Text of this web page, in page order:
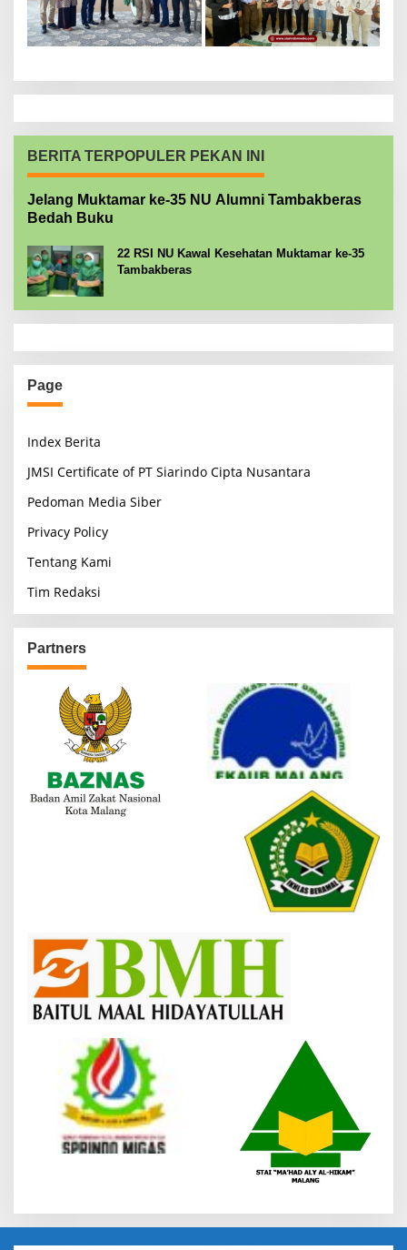
BERITA TERPOPULER PEKAN INI
Jelang Muktamar ke-35 NU Alumni Tambakberas
Bedah Buku
22 RSI NU Kawal Kesehatan Muktamar ke-35
Tambakberas
Page
Index Berita
JMSI Certificate of PT Siarindo Cipta Nusantara
Pedoman Media Siber
Privacy Policy
Tentang Kami
Tim Redaksi
Partners